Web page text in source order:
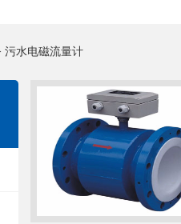
污水电磁流量计